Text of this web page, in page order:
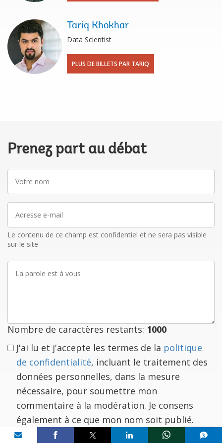
Tariq Khokhar
Data Scientist
PLUS DE BILLETS PAR TARIQ
Prenez part au débat
nom
mail
Le contenu de ce champ est confidentiel et ne sera pas visible
sur le site
parole
Nombre de caractères restants: 1000
J'ai lu et j'accepte les termes de la politique
de confidentialité, incluant le traitement des
données personnelles, dans la mesure
nécessaire, pour soumettre mon
commentaire à la modération. Je consens
également à ce que mon nom soit publié.
Share on
mail
3
comments added